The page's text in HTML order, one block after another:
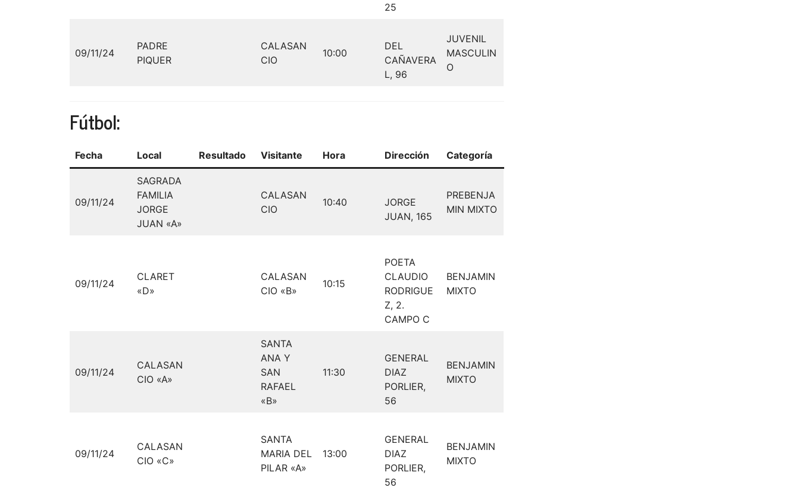
25
09/11/24
PADRE
PIQUER
CALASAN
CIO
10:00
DEL
CAÑAVERA
L, 96
JUVENIL
MASCULIN
O
Fútbol:
Fecha Local Resultado Visitante Hora Dirección Categoría
09/11/24
SAGRADA
FAMILIA
JORGE
JUAN «A»
CALASAN
CIO
10:40
JORGE
JUAN, 165
PREBENJA
MIN MIXTO
09/11/24
CLARET
«D»
CALASAN
CIO «B»
10:15
POETA
CLAUDIO
RODRIGUE
Z, 2.
CAMPO C
BENJAMIN
MIXTO
09/11/24
CALASAN
CIO «A»
SANTA
ANA Y
SAN
RAFAEL
«B»
11:30
GENERAL
DIAZ
PORLIER,
56
BENJAMIN
MIXTO
09/11/24
CALASAN
CIO «C»
SANTA
MARIA DEL
PILAR «A»
13:00
GENERAL
DIAZ
PORLIER,
56
BENJAMIN
MIXTO